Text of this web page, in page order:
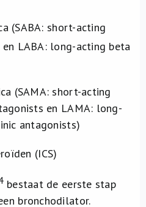
(SABA: short-acting
LABA: long-acting beta
(SAMA: short-acting
en LAMA: long-
antagonists)
(ICS)
bestaat de eerste stap
bronchodilator.